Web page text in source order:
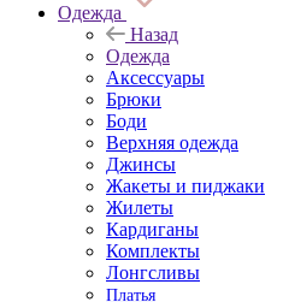
Одежда
Назад
Одежда
Аксессуары
Брюки
Боди
Верхняя одежда
Джинсы
Жакеты и пиджаки
Жилеты
Кардиганы
Комплекты
Лонгсливы
Платья